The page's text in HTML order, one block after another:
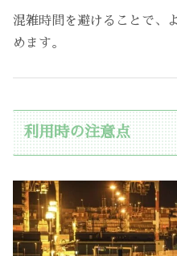
混雑時間を避けることで、
めます。
利用時の注意点